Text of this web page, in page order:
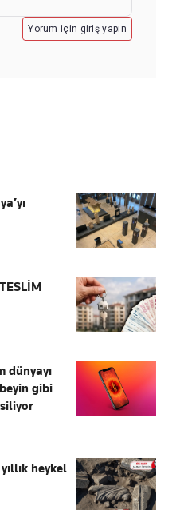
Yorum için giriş yapın
dünyayı
gibi
heykel